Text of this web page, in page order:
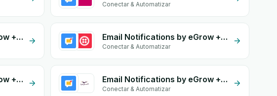
Conectar & Automatizar
Email Notifications by eGrow + Gemini Email Notifications by eGrow + Twilio
Conectar & Automatizar
Email Notifications by eGrow + Odoo Store Email Notifications by eGrow + Al-Nawras (Nawris)
Conectar & Automatizar